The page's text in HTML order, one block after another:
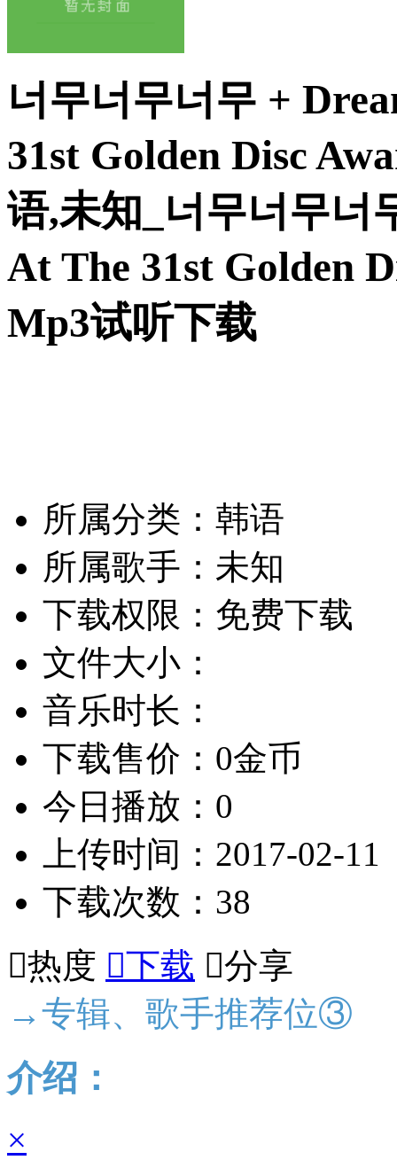
너무너무너무 +
31st Golden Disc
语,未知_너무너무너
At The 31st Golden
Mp3试听下载
所属分类：韩语
所属歌手：未知
下载权限：免费下载
文件大小：
音乐时长：
下载售价：0金币
今日播放：0
上传时间：2017-02-11
下载次数：38
热度 下载 分享
→专辑、歌手推荐位③
介绍：
×